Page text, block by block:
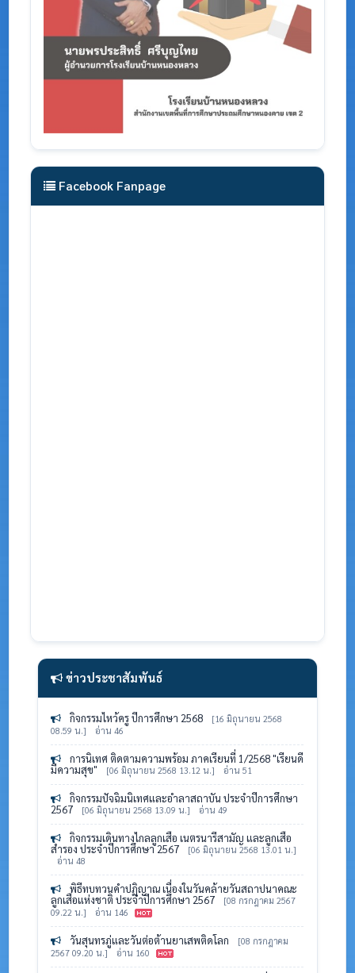
Facebook Fanpage
ข่าวประชาสัมพันธ์
กิจกรรมไหว้ครู ปีการศึกษา 2568
[16 มิถุนายน 2568
08.59 น.]
อ่าน 46
การนิเทศ ติดตามความพร้อม ภาคเรียนที่ 1/2568 "เรียนดี
มีความสุข"
[06 มิถุนายน 2568 13.12 น.] อ่าน 51
กิจกรรมปัจฉิมนิเทศและอำลาสถาบัน ประจำปีการศึกษา
2567
[06 มิถุนายน 2568 13.09 น.] อ่าน 49
กิจกรรมเดินทางไกลลูกเสือ เนตรนารีสามัญ และลูกเสือ
สำรอง ประจำปีการศึกษา 2567
[06 มิถุนายน 2568 13.01 น.]
อ่าน 48
พิธีทบทวนคำปฏิญาณ เนื่องในวันคล้ายวันสถาปนาคณะ
ลูกเสือแห่งชาติ ประจำปีการศึกษา 2567
[08 กรกฎาคม 2567
09.22 น.]
อ่าน 146
วันสุนทรภู่และวันต่อต้านยาเสพติดโลก
[08 กรกฎาคม
2567 09.20 น.]
อ่าน 160